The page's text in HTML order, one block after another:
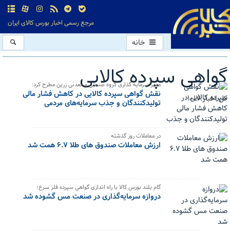
مرجع رسمی اخبار بورس کالای ایران
خانه
گواهی سپرده کالایی
کل اخبار:1017
مدیر سرمایه گذاری گروه صنعتی و معدنی زرین مطرح کرد:
نقش گواهی سپرده کالایی در کاهش فشار مالی
تولیدکنندگان و جذب سرمایه‌های مردمی
در معاملات روز گذشته
ارزش معاملات صندوق های طلا ۶.۷ همت شد
گام بلند بورس کالا با راه اندازی گواهی سپرده فلز سرخ؛
دروازه سرمایه‌گذاری در صنعت مس گشوده شد